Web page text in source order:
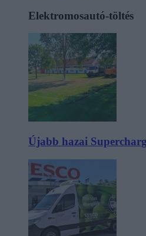
Elektromosautó-töltés
Újabb hazai